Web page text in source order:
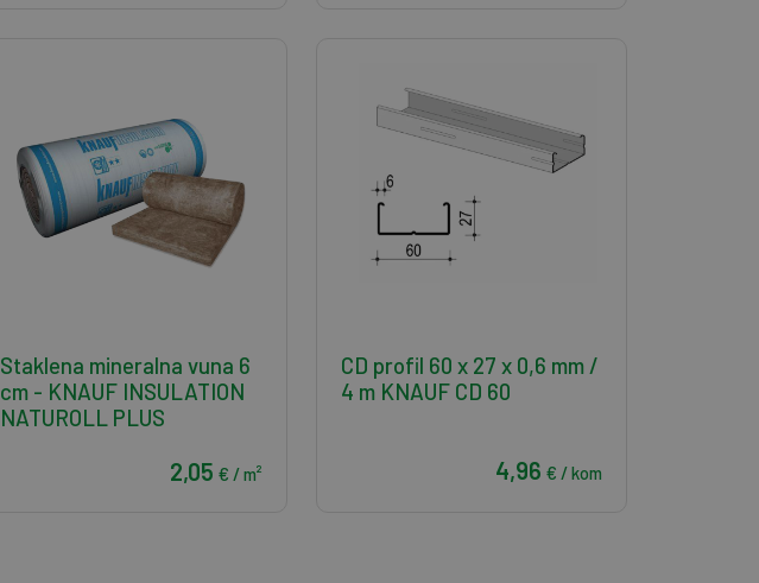
Staklena mineralna vuna 6
cm - KNAUF INSULATION
NATUROLL PLUS
2,05 € / m²
CD profil 60 x 27 x 0,6 mm /
4 m KNAUF CD 60
4,96 € / kom